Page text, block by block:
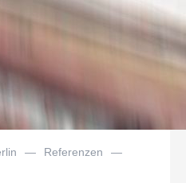
— Referenzen
—